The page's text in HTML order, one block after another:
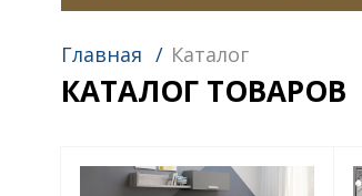
Главная / Каталог
КАТАЛОГ ТОВАРОВ